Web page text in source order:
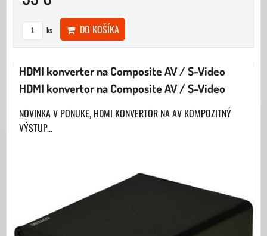
ks DO KOŠÍKA
HDMI konverter na Composite AV / S-Video
HDMI konvertor na Composite AV / S-Video
NOVINKA V PONUKE, HDMI KONVERTOR NA AV KOMPOZITNÝ
VÝSTUP...